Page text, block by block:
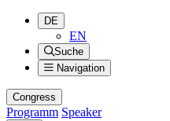
DE
EN
Suche
Navigation
Congress
Programm Speaker